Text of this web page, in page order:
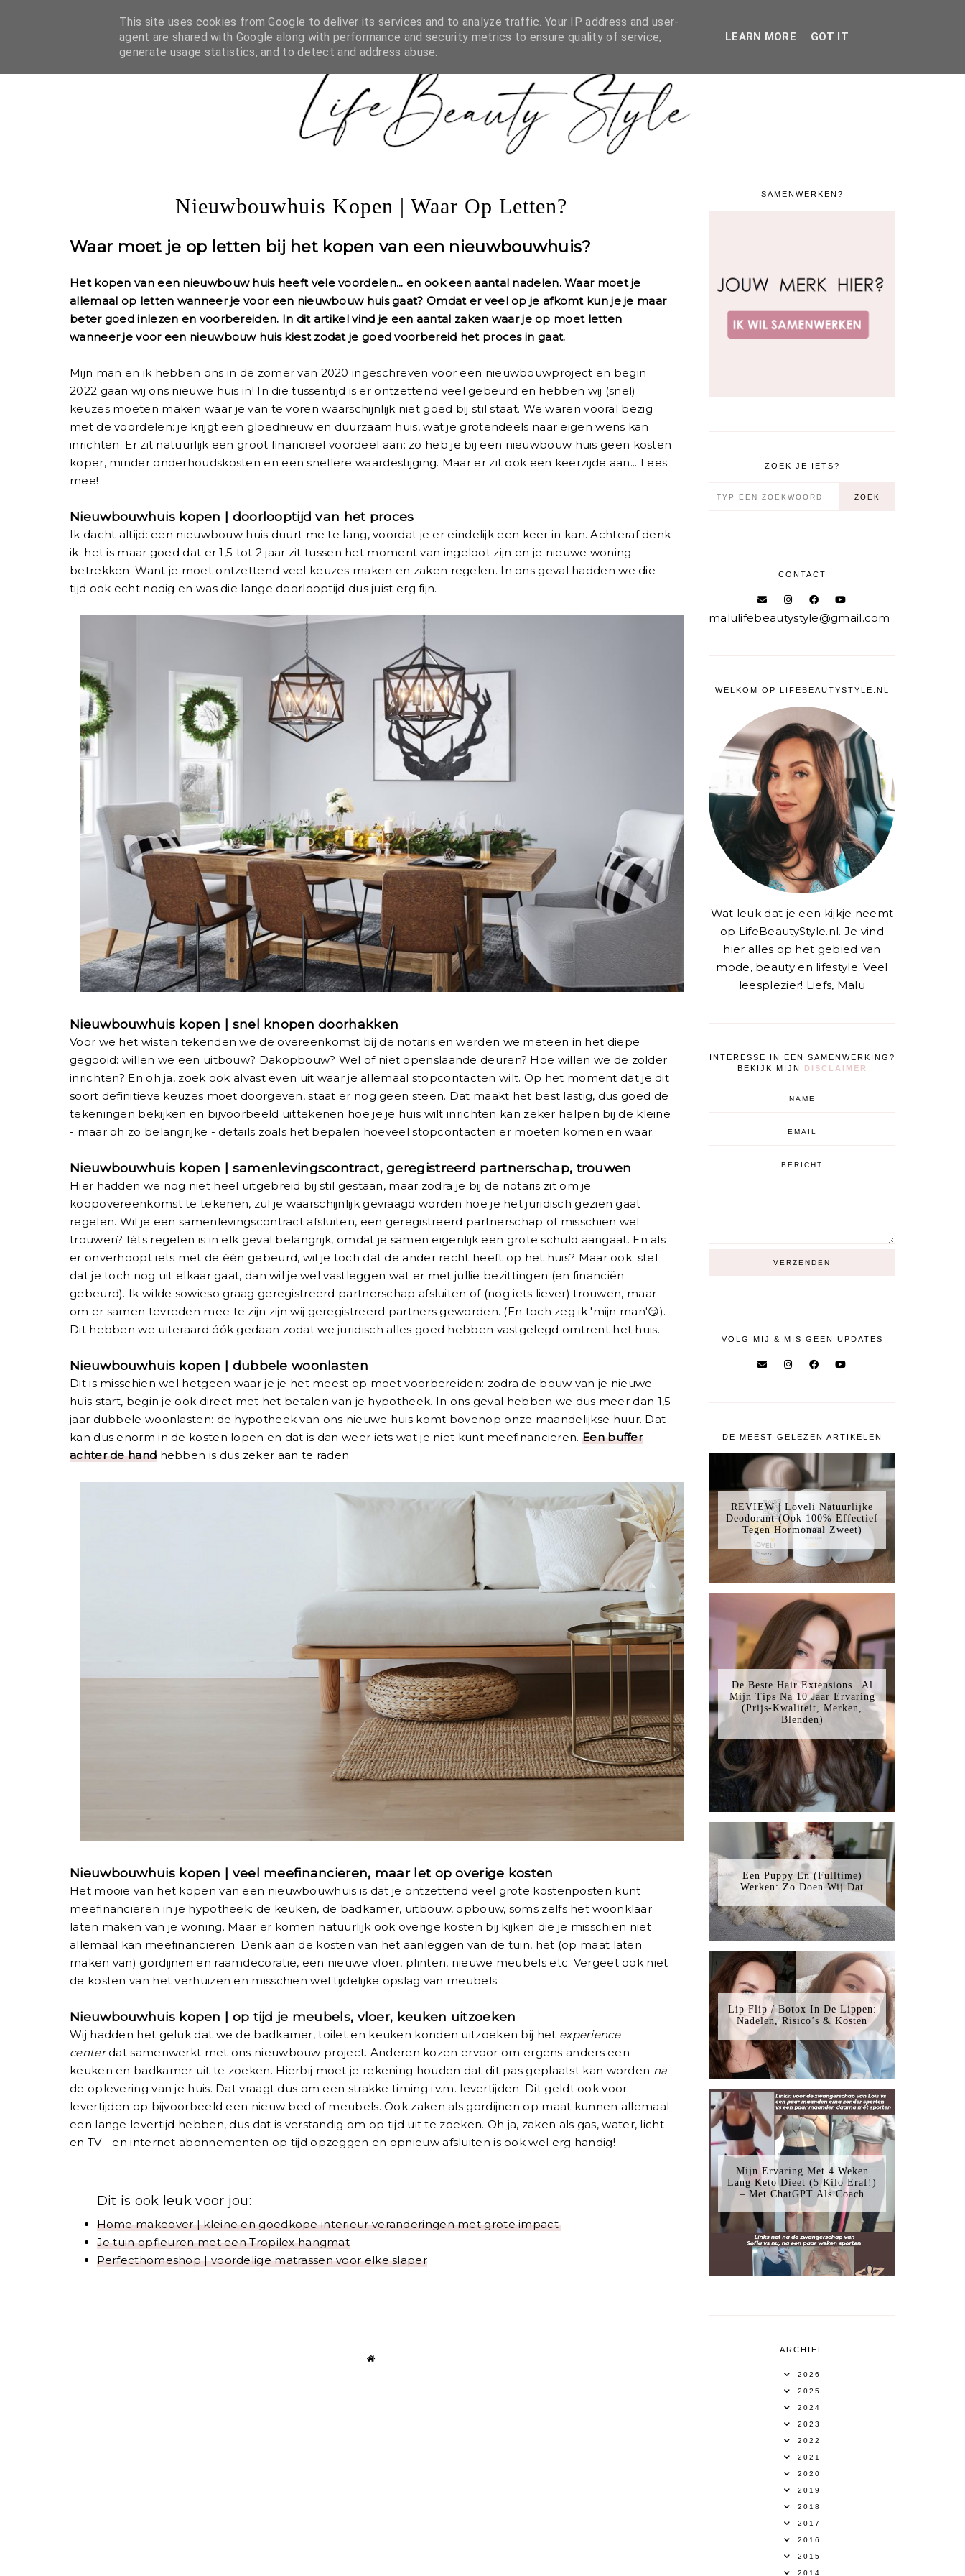
MALU KEIZER SWARTJES OVER LIFEBEAUTYSTYLE.NL BLOGGER LIJST PR & MEDIA SAMENWERKING / CONTACT
Nieuwbouwhuis Kopen | Waar Op Letten?
Waar moet je op letten bij het kopen van een nieuwbouwhuis?
Het kopen van een nieuwbouw huis heeft vele voordelen... en ook een aantal nadelen. Waar moet je
allemaal op letten wanneer je voor een nieuwbouw huis gaat? Omdat er veel op je afkomt kun je je maar
beter goed inlezen en voorbereiden. In dit artikel vind je een aantal zaken waar je op moet letten
wanneer je voor een nieuwbouw huis kiest zodat je goed voorbereid het proces in gaat.
Mijn man en ik hebben ons in de zomer van 2020 ingeschreven voor een nieuwbouwproject en begin
2022 gaan wij ons nieuwe huis in! In die tussentijd is er ontzettend veel gebeurd en hebben wij (snel)
keuzes moeten maken waar je van te voren waarschijnlijk niet goed bij stil staat. We waren vooral bezig
met de voordelen: je krijgt een gloednieuw en duurzaam huis, wat je grotendeels naar eigen wens kan
inrichten. Er zit natuurlijk een groot financieel voordeel aan: zo heb je bij een nieuwbouw huis geen kosten
koper, minder onderhoudskosten en een snellere waardestijging. Maar er zit ook een keerzijde aan... Lees
mee!
Nieuwbouwhuis kopen | doorlooptijd van het proces
Ik dacht altijd: een nieuwbouw huis duurt me te lang, voordat je er eindelijk een keer in kan. Achteraf denk
ik: het is maar goed dat er 1,5 tot 2 jaar zit tussen het moment van ingeloot zijn en je nieuwe woning
betrekken. Want je moet ontzettend veel keuzes maken en zaken regelen. In ons geval hadden we die
tijd ook echt nodig en was die lange doorlooptijd dus juist erg fijn.
Nieuwbouwhuis kopen | snel knopen doorhakken
Voor we het wisten tekenden we de overeenkomst bij de notaris en werden we meteen in het diepe
gegooid: willen we een uitbouw? Dakopbouw? Wel of niet openslaande deuren? Hoe willen we de zolder
inrichten? En oh ja, zoek ook alvast even uit waar je allemaal stopcontacten wilt. Op het moment dat je dit
soort definitieve keuzes moet doorgeven, staat er nog geen steen. Dat maakt het best lastig, dus goed de
tekeningen bekijken en bijvoorbeeld uittekenen hoe je je huis wilt inrichten kan zeker helpen bij de kleine
- maar oh zo belangrijke - details zoals het bepalen hoeveel stopcontacten er moeten komen en waar.
Nieuwbouwhuis kopen | samenlevingscontract, geregistreerd partnerschap, trouwen
Hier hadden we nog niet heel uitgebreid bij stil gestaan, maar zodra je bij de notaris zit om je
koopovereenkomst te tekenen, zul je waarschijnlijk gevraagd worden hoe je het juridisch gezien gaat
regelen. Wil je een samenlevingscontract afsluiten, een geregistreerd partnerschap of misschien wel
trouwen? Iéts regelen is in elk geval belangrijk, omdat je samen eigenlijk een grote schuld aangaat. En als
er onverhoopt iets met de één gebeurd, wil je toch dat de ander recht heeft op het huis? Maar ook: stel
dat je toch nog uit elkaar gaat, dan wil je wel vastleggen wat er met jullie bezittingen (en financiën
gebeurd). Ik wilde sowieso graag geregistreerd partnerschap afsluiten of (nog iets liever) trouwen, maar
om er samen tevreden mee te zijn zijn wij geregistreerd partners geworden. (En toch zeg ik 'mijn man'😏).
Dit hebben we uiteraard óók gedaan zodat we juridisch alles goed hebben vastgelegd omtrent het huis.
Nieuwbouwhuis kopen | dubbele woonlasten
Dit is misschien wel hetgeen waar je je het meest op moet voorbereiden: zodra de bouw van je nieuwe
huis start, begin je ook direct met het betalen van je hypotheek. In ons geval hebben we dus meer dan 1,5
jaar dubbele woonlasten: de hypotheek van ons nieuwe huis komt bovenop onze maandelijkse huur. Dat
kan dus enorm in de kosten lopen en dat is dan weer iets wat je niet kunt meefinancieren. Een buffer
achter de hand hebben is dus zeker aan te raden.
Nieuwbouwhuis kopen | veel meefinancieren, maar let op overige kosten
Het mooie van het kopen van een nieuwbouwhuis is dat je ontzettend veel grote kostenposten kunt
meefinancieren in je hypotheek: de keuken, de badkamer, uitbouw, opbouw, soms zelfs het woonklaar
laten maken van je woning. Maar er komen natuurlijk ook overige kosten bij kijken die je misschien niet
allemaal kan meefinancieren. Denk aan de kosten van het aanleggen van de tuin, het (op maat laten
maken van) gordijnen en raamdecoratie, een nieuwe vloer, plinten, nieuwe meubels etc. Vergeet ook niet
de kosten van het verhuizen en misschien wel tijdelijke opslag van meubels.
Nieuwbouwhuis kopen | op tijd je meubels, vloer, keuken uitzoeken
Wij hadden het geluk dat we de badkamer, toilet en keuken konden uitzoeken bij het experience
centerdat samenwerkt met ons nieuwbouw project. Anderen kozen ervoor om ergens anders een
keuken en badkamer uit te zoeken. Hierbij moet je rekening houden dat dit pas geplaatst kan worden na
de oplevering van je huis. Dat vraagt dus om een strakke timing i.v.m. levertijden. Dit geldt ook voor
levertijden op bijvoorbeeld een nieuw bed of meubels. Ook zaken als gordijnen op maat kunnen allemaal
een lange levertijd hebben, dus dat is verstandig om op tijd uit te zoeken. Oh ja, zaken als gas, water, licht
en TV - en internet abonnementen op tijd opzeggen en opnieuw afsluiten is ook wel erg handig!
Dit is ook leuk voor jou:
Home makeover | kleine en goedkope interieur veranderingen met grote impact
Je tuin opfleuren met een Tropilex hangmat
Perfecthomeshop | voordelige matrassen voor elke slaper
SAMENWERKEN?
ZOEK JE IETS?
CONTACT
malulifebeautystyle@gmail.com
WELKOM OP LIFEBEAUTYSTYLE.NL
Wat leuk dat je een kijkje neemt
op LifeBeautyStyle.nl. Je vind
hier alles op het gebied van
mode, beauty en lifestyle. Veel
leesplezier! Liefs, Malu
INTERESSE IN EEN SAMENWERKING?
BEKIJK MIJN
DISCLAIMER
VOLG MIJ & MIS GEEN UPDATES
DE MEEST GELEZEN ARTIKELEN
REVIEW | Loveli Natuurlijke
Deodorant (Ook 100% Effectief
Tegen Hormonaal Zweet)
De Beste Hair Extensions | Al
Mijn Tips Na 10 Jaar Ervaring
(Prijs-Kwaliteit, Merken,
Blenden)
Een Puppy En (Fulltime)
Werken: Zo Doen Wij Dat
Lip Flip / Botox In De Lippen:
Nadelen, Risico’s & Kosten
Mijn Ervaring Met 4 Weken
Lang Keto Dieet (5 Kilo Eraf!)
– Met ChatGPT Als Coach
ARCHIEF
2026
2025
2024
2023
2022
2021
2020
2019
2018
2017
2016
2015
2014
This site uses cookies from Google to deliver its services and to analyze traffic. Your IP address and user-
agent are shared with Google along with performance and security metrics to ensure quality of service,
generate usage statistics, and to detect and address abuse.
LEARN MORE GOT IT